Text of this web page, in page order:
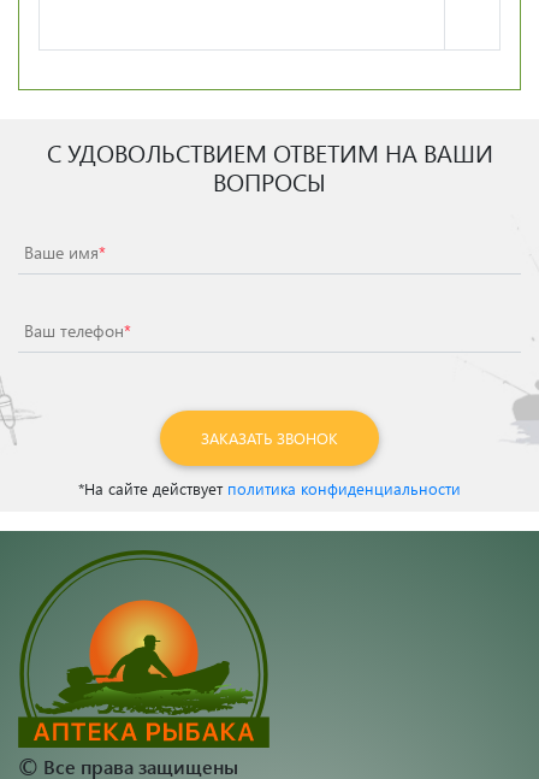
С УДОВОЛЬСТВИЕМ ОТВЕТИМ НА ВАШИ
ВОПРОСЫ
Ваше имя*
Ваш телефон*
ЗАКАЗАТЬ ЗВОНОК
*На сайте действует политика конфиденциальности
© Все права защищены